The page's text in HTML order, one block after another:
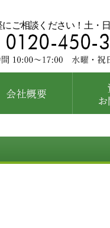
にご相談ください！土・